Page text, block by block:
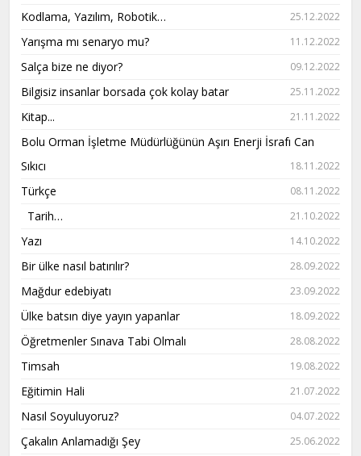
Kodlama, Yazılım, Robotik… 25.12.2022
Yarışma mı senaryo mu? 11.12.2022
Salça bize ne diyor? 09.12.2022
Bilgisiz insanlar borsada çok kolay batar 25.11.2022
Kitap... 21.11.2022
Bolu Orman İşletme Müdürlüğünün Aşırı Enerji İsrafı Can
Sıkıcı
18.11.2022
Türkçe 08.11.2022
Tarih… 21.10.2022
Yazı 14.10.2022
Bir ülke nasıl batırılır? 28.09.2022
Mağdur edebiyatı 23.09.2022
Ülke batsın diye yayın yapanlar 18.09.2022
Öğretmenler Sınava Tabi Olmalı 28.08.2022
Timsah 19.08.2022
Eğitimin Hali 21.07.2022
Nasıl Soyuluyoruz? 04.07.2022
Çakalın Anlamadığı Şey 25.06.2022